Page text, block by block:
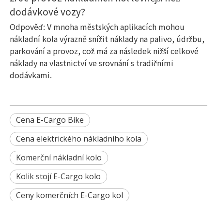
dodávkové vozy?
Odpověď: V mnoha městských aplikacích mohou
nákladní kola výrazně snížit náklady na palivo, údržbu,
parkování a provoz, což má za následek nižší celkové
náklady na vlastnictví ve srovnání s tradičními
dodávkami.
Cena E-Cargo Bike
Cena elektrického nákladního kola
Komerční nákladní kolo
Kolik stojí E-Cargo kolo
Ceny komerčních E-Cargo kol